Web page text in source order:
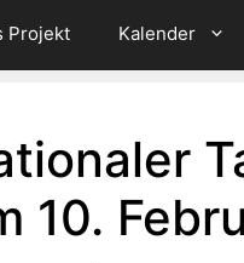
Projekt Kalender
10.